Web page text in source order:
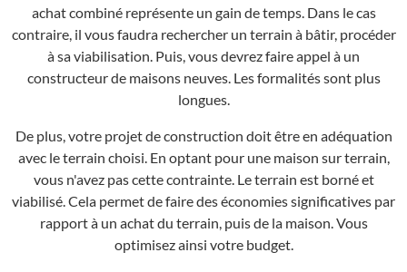
achat combiné représente un gain de temps. Dans le cas
contraire, il vous faudra rechercher un terrain à bâtir, procéder
à sa viabilisation. Puis, vous devrez faire appel à un
constructeur de maisons neuves. Les formalités sont plus
longues.
De plus, votre projet de construction doit être en adéquation
avec le terrain choisi. En optant pour une maison sur terrain,
vous n'avez pas cette contrainte. Le terrain est borné et
viabilisé. Cela permet de faire des économies significatives par
rapport à un achat du terrain, puis de la maison. Vous
optimisez ainsi votre budget.